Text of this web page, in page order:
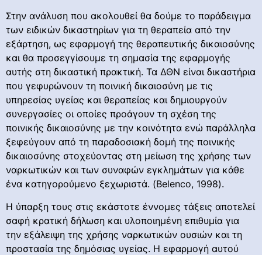
Στην ανάλυση που ακολουθεί θα δούμε το παράδειγμα
των ειδικών δικαστηρίων για τη θεραπεία από την
εξάρτηση, ως εφαρμογή της θεραπευτικής δικαιοσύνης
και θα προσεγγίσουμε τη σημασία της εφαρμογής
αυτής στη δικαστική πρακτική. Τα ΔΘΝ είναι δικαστήρια
που γεφυρώνουν τη ποινική δικαιοσύνη με τις
υπηρεσίας υγείας και θεραπείας και δημιουργούν
συνεργασίες οι οποίες προάγουν τη σχέση της
ποινικής δικαιοσύνης με την κοινότητα ενώ παράλληλα
ξεφεύγουν από τη παραδοσιακή δομή της ποινικής
δικαιοσύνης στοχεύοντας στη μείωση της χρήσης των
ναρκωτικών και των συναφών εγκλημάτων για κάθε
ένα κατηγορούμενο ξεχωριστά. (Belenco, 1998).
Η ύπαρξη τους στις εκάστοτε έννομες τάξεις αποτελεί
σαφή κρατική δήλωση και υλοποιημένη επιθυμία για
την εξάλειψη της χρήσης ναρκωτικών ουσιών και τη
προστασία της δημόσιας υγείας. Η εφαρμογή αυτού